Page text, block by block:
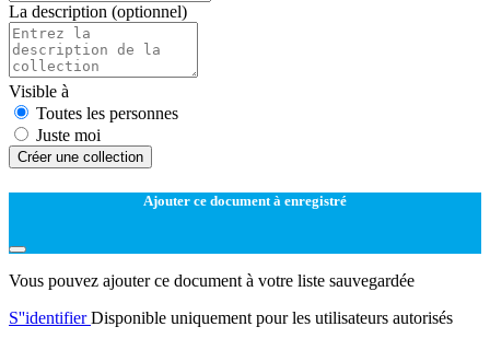
La description (optionnel)
Visible à
Toutes les personnes
Juste moi
Créer une collection
Ajouter ce document à enregistré
Vous pouvez ajouter ce document à votre liste sauvegardée
S''identifierDisponible uniquement pour les utilisateurs autorisés